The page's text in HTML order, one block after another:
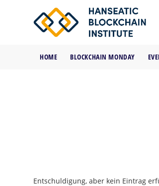
HOME BLOCKCHAIN MONDAY
Entschuldigung, aber kein Eintrag